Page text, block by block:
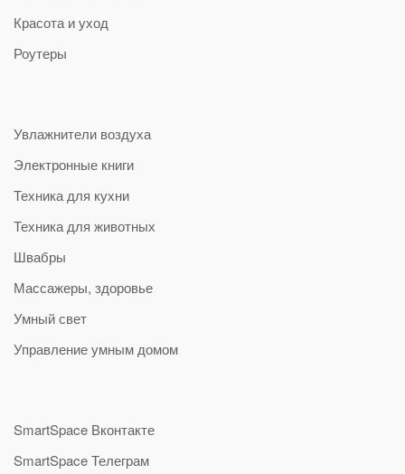
Красота и уход
Роутеры
Увлажнители воздуха
Электронные книги
Техника для кухни
Техника для животных
Швабры
Массажеры, здоровье
Умный свет
Управление умным домом
SmartSpace Вконтакте
SmartSpace Телеграм